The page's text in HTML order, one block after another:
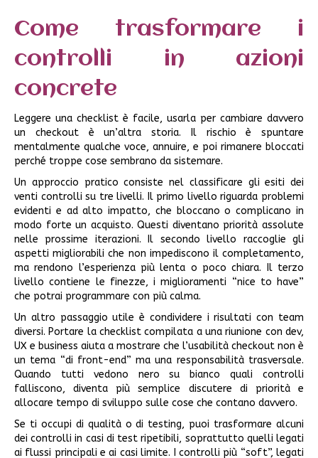
Come trasformare i
controlli in azioni
concrete
Leggere una checklist è facile, usarla per cambiare davvero
un checkout è un’altra storia. Il rischio è spuntare
mentalmente qualche voce, annuire, e poi rimanere bloccati
perché troppe cose sembrano da sistemare.
Un approccio pratico consiste nel classificare gli esiti dei
venti controlli su tre livelli. Il primo livello riguarda problemi
evidenti e ad alto impatto, che bloccano o complicano in
modo forte un acquisto. Questi diventano priorità assolute
nelle prossime iterazioni. Il secondo livello raccoglie gli
aspetti migliorabili che non impediscono il completamento,
ma rendono l’esperienza più lenta o poco chiara. Il terzo
livello contiene le finezze, i miglioramenti “nice to have”
che potrai programmare con più calma.
Un altro passaggio utile è condividere i risultati con team
diversi. Portare la checklist compilata a una riunione con dev,
UX e business aiuta a mostrare che l’usabilità checkout non è
un tema “di front-end” ma una responsabilità trasversale.
Quando tutti vedono nero su bianco quali controlli
falliscono, diventa più semplice discutere di priorità e
allocare tempo di sviluppo sulle cose che contano davvero.
Se ti occupi di qualità o di testing, puoi trasformare alcuni
dei controlli in casi di test ripetibili, soprattutto quelli legati
ai flussi principali e ai casi limite. I controlli più “soft”, legati